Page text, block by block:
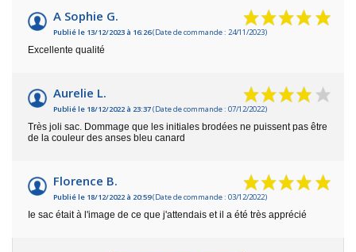
A Sophie G.
Publié le 13/12/2023 à 16:26(Date de commande : 24/11/2023)
Excellente qualité
Aurelie L.
Publié le 18/12/2022 à 23:37(Date de commande : 07/12/2022)
Très joli sac. Dommage que les initiales brodées ne puissent pas être
de la couleur des anses bleu canard
Florence B.
Publié le 18/12/2022 à 20:59(Date de commande : 03/12/2022)
Ie sac était à l'image de ce que j'attendais et il a été très apprécié